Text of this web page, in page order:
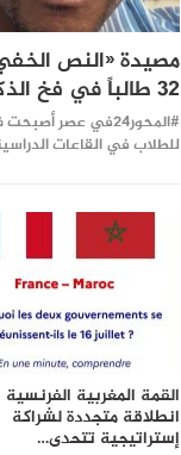
مصيدة «النص
32 طالباً في فخ الذكاء الاصطناعي؟
#المحور24 ​في عصر
للطلاب في القاعات
انطلاقة متجددة لشراكة
إستراتيجية تتحدى…